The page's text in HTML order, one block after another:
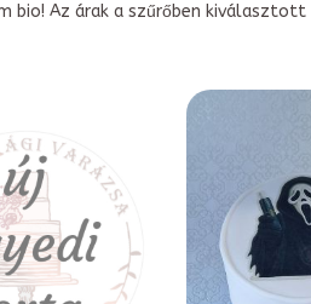
bio! Az árak a szűrőben kiválasztott